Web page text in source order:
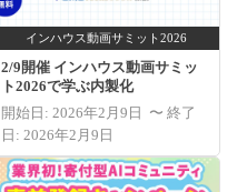
インハウス動画サミット2026
2/9開催 インハウス動画サミッ
ト2026で学ぶ内製化
開始日: 2026年2月9日 〜 終了
日: 2026年2月9日